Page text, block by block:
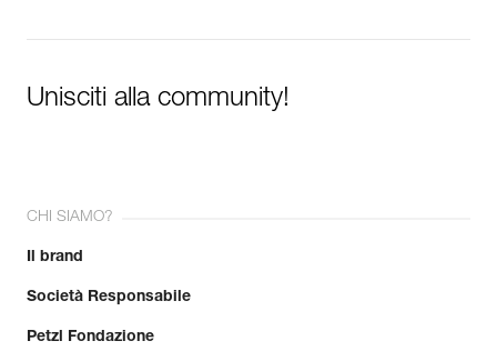
Unisciti alla community!
CHI SIAMO?
Il brand
Società Responsabile
Petzl Fondazione